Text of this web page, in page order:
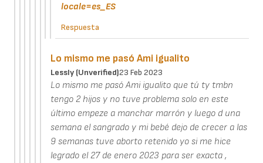
locale=es_ES
Respuesta
Lo mismo me pasó Ami igualito
Lessly (unverified)23 Feb 2023
Lo mismo me pasó Ami igualito que tú ty tmbn
tengo 2 hijos y no tuve problema solo en este
último empeze a manchar marrón y luego d una
semana el sangrado y mi bebé dejo de crecer a las
9 semanas tuve aborto retenido yo si me hice
legrado el 27 de enero 2023 para ser exacta ,